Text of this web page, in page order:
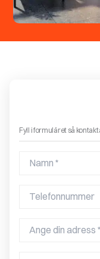
Fyll i formuläret så